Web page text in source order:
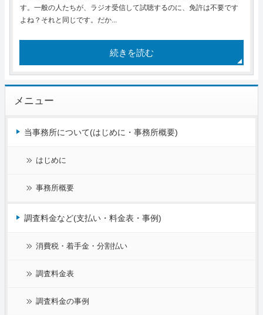
す。一般の人たちが、ラジオ受信して試聴するのに、免許は不要です
よね？それと同じです。だか...
続きを読む
メニュー
当事務所について(はじめに・事務所概要)
はじめに
事務所概要
調査料金など(支払い・料金表・事例)
消費税・着手金・分割払い
調査料金表
調査料金の事例